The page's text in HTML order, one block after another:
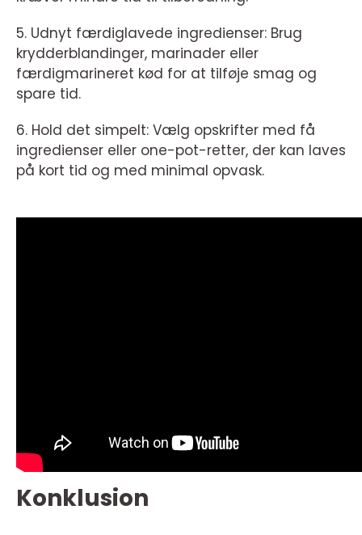
5. Udnyt færdiglavede ingredienser: Brug
krydderblandinger, marinader eller
færdigmarineret kød for at tilføje smag og
spare tid.
6. Hold det simpelt: Vælg opskrifter med få
ingredienser eller one-pot-retter, der kan laves
på kort tid og med minimal opvask.
Konklusion